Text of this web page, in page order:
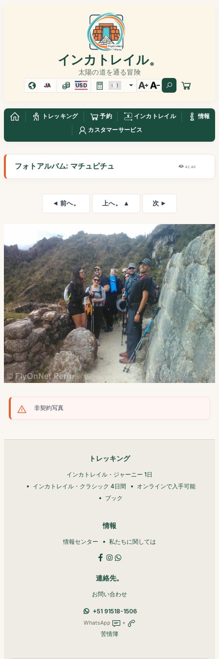
インカトレイル。
太陽の道を通る冒険
JA USD
トレッキング 予約 インカトレイル
情報
カスタマーサービス
フォトアルバム: マチュピチュ 43,4K
◄ 前へ。 上へ。 ▲ 次 ►
非契約写真
トレッキング
インカトレイル・ジャーニー 1日
インカトレイル・クラシック 4日間
オンラインで入手可能
ブック
情報
情報センター 私たちに関しては
連絡先。
お問い合わせ
+51 91518-1506
WhatsApp +
苦情簿